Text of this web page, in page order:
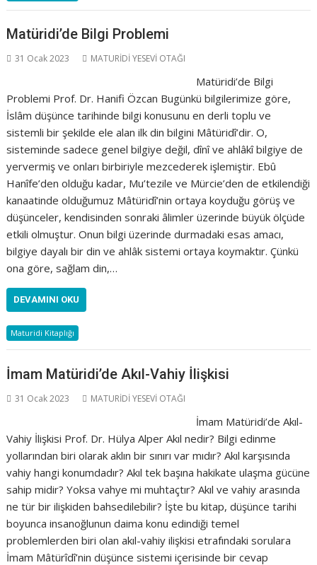
Matüridi’de Bilgi Problemi
31 Ocak 2023 MATURİDİ YESEVİ OTAĞI
Matüridi’de Bilgi
Problemi Prof. Dr. Hanifi Özcan Bugünkü bilgilerimize göre,
İslâm düşünce tarihinde bilgi konusunu en derli toplu ve
sistemli bir şekilde ele alan ilk din bilgini Mâtüridî’dir. O,
sisteminde sadece genel bilgiye değil, dînî ve ahlâkî bilgiye de
yervermiş ve onları birbiriyle mezcederek işlemiştir. Ebû
Hanîfe’den olduğu kadar, Mu’tezile ve Mürcie’den de etkilendiği
kanaatinde olduğumuz Mâtüridî’nin ortaya koyduğu görüş ve
düşünceler, kendisinden sonraki âlimler üzerinde büyük ölçüde
etkili olmuştur. Onun bilgi üzerinde durmadaki esas amacı,
bilgiye dayalı bir din ve ahlâk sistemi ortaya koymaktır. Çünkü
ona göre, sağlam din,…
DEVAMINI OKU
Maturidi Kitaplığı
İmam Matüridi’de Akıl-Vahiy İlişkisi
31 Ocak 2023 MATURİDİ YESEVİ OTAĞI
İmam Matüridi’de Akıl-
Vahiy İlişkisi Prof. Dr. Hülya Alper Akıl nedir? Bilgi edinme
yollarından biri olarak aklın bir sınırı var mıdır? Akıl karşısında
vahiy hangi konumdadır? Akıl tek başına hakikate ulaşma gücüne
sahip midir? Yoksa vahye mi muhtaçtır? Akıl ve vahiy arasında
ne tür bir ilişkiden bahsedilebilir? İşte bu kitap, düşünce tarihi
boyunca insanoğlunun daima konu edindiği temel
problemlerden biri olan akıl-vahiy ilişkisi etrafındaki sorulara
İmam Mâtürîdî’nin düşünce sistemi içerisinde bir cevap